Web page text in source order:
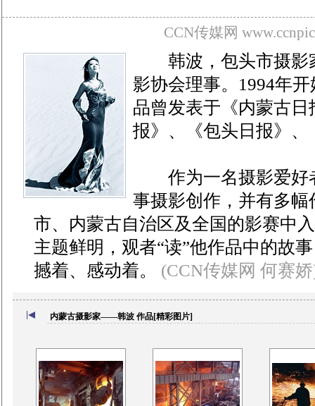
CCN传媒网
韩波，包头市摄影
影协会理事。1994年
品曾发表于《内蒙古
报》、《包头日报》
作为一名摄影爱好
事摄影创作，并有多
市、内蒙古自治区及全国的影赛中
主题鲜明，观者“读”他作品中的故
撼着、感动着。
(CCN传媒网 何赛
内蒙古摄影家——韩波 作品[精彩图片]